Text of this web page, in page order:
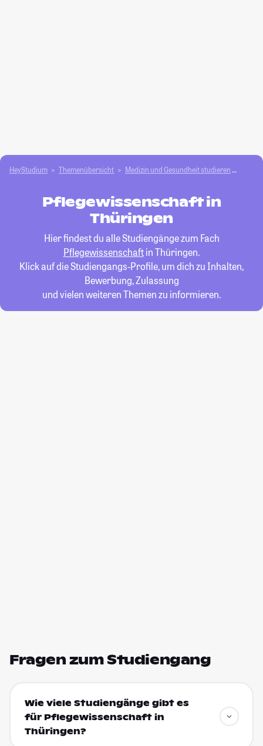
HeyStudium Themenübersicht Medizin und Gesundheit studieren
Pflegewissenschaft in
Thüringen
Hier findest du alle Studiengänge zum Fach
Pflegewissenschaftin Thüringen.
Klick auf die Studiengangs-Profile, um dich zu Inhalten,
Bewerbung, Zulassung
und vielen weiteren Themen zu informieren.
Fragen zum Studiengang
Wie viele Studiengänge gibt es
für Pflegewissenschaft in
Thüringen?